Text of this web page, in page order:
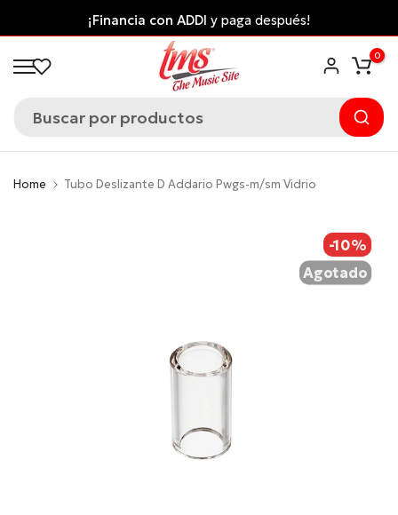
al
contenido
¡Financia con ADDI y paga después!
0
Home Tubo Deslizante D Addario Pwgs-m/sm Vidrio
-10%
Agotado